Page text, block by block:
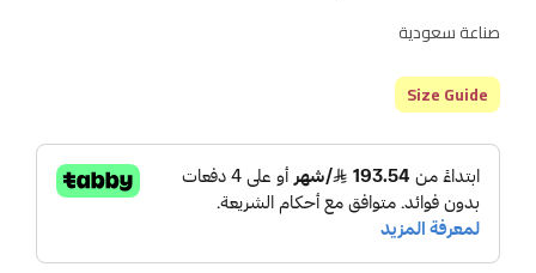
صناعة سعودية
Size Guide